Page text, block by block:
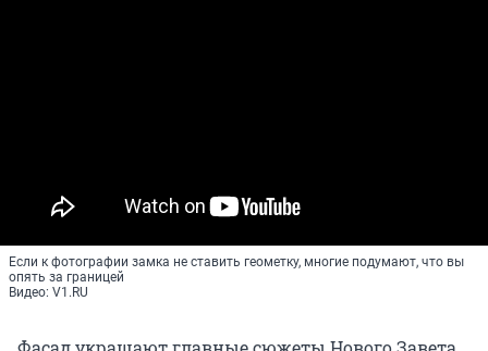
Если к фотографии замка не ставить геометку, многие подумают, что вы
опять за границей
Видео: V1.RU